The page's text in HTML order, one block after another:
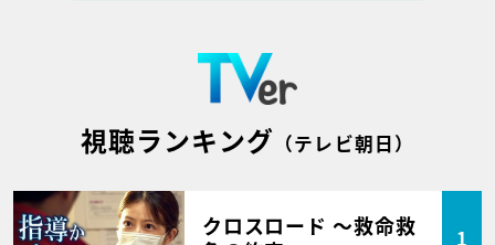
視聴ランキング （テレビ朝日）
クロスロード ～救命救
1